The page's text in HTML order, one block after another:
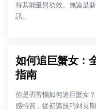
持其能量與功效。無論是
訊。
如何追巨蟹女：
指南
你是否苦惱如何追巨蟹女
感特質，從初識技巧到長